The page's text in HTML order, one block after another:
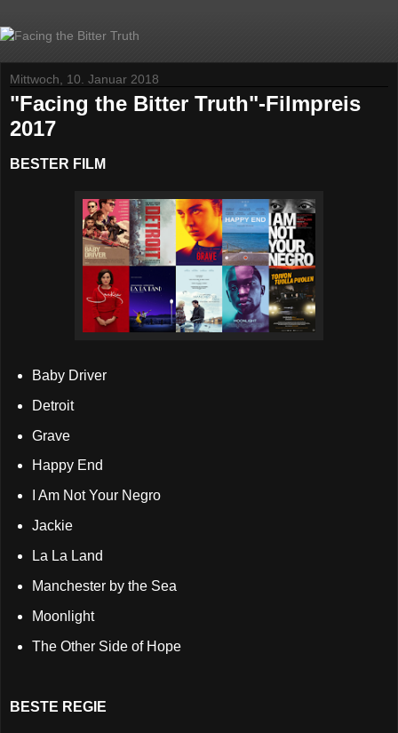
Mittwoch, 10. Januar 2018
"Facing the Bitter Truth"-Filmpreis
2017
BESTER FILM
Baby Driver
Detroit
Grave
Happy End
I Am Not Your Negro
Jackie
La La Land
Manchester by the Sea
Moonlight
The Other Side of Hope
BESTE REGIE